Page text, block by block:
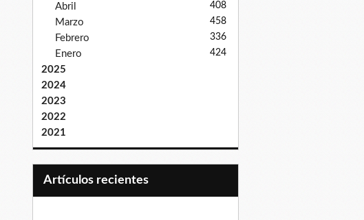
Abril 408
Marzo 458
Febrero 336
Enero 424
2025
2024
2023
2022
2021
Artículos recientes